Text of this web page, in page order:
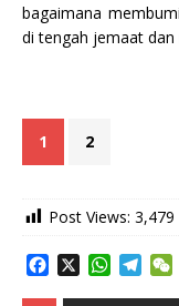
bagaimana
di tengah jemaat dan
1 2
Post Views: 3,479
W
T